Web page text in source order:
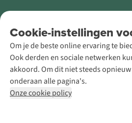
Cookie-instellingen
Om je de beste online ervaring te
Ook derden en sociale netwerken
akkoord. Om dit niet steeds
onderaan alle pagina's.
Onze cookie policy
Retail Concepts
NV,
Smallandlaan
9, B-2660
Hoboken
+32 (0)3 828
30 15